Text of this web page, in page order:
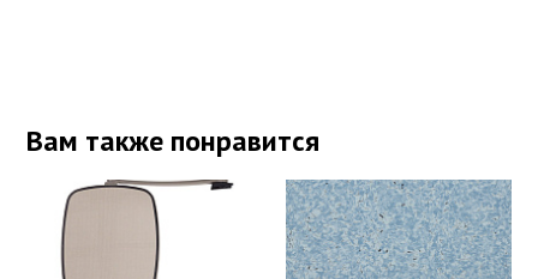
Вам также понравится